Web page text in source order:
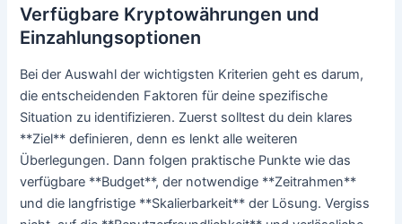
Verfügbare Kryptowährungen und
Einzahlungsoptionen
Bei der Auswahl der wichtigsten Kriterien geht es darum,
die entscheidenden Faktoren für deine spezifische
Situation zu identifizieren. Zuerst solltest du dein klares
**Ziel** definieren, denn es lenkt alle weiteren
Überlegungen. Dann folgen praktische Punkte wie das
verfügbare **Budget**, der notwendige **Zeitrahmen**
und die langfristige **Skalierbarkeit** der Lösung. Vergiss